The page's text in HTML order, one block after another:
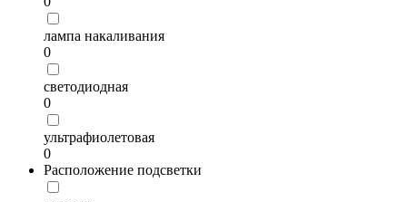
лампа накаливания
0
светодиодная
0
ультрафиолетовая
0
Расположение подсветки